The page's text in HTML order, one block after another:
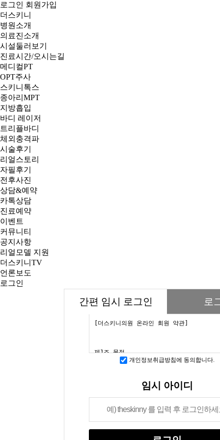
로그인 회원가입
더스키니
병원소개
의료진소개
시설둘러보기
진료시간/오시는길
메디컬PT
OPT주사
스키니톡스
종아리MPT
지방흡입
바디 레이저
트리플바디
체외충격파
시술후기
리얼스토리
자필후기
전후사진
상담&예약
카톡상담
진료예약
이벤트
커뮤니티
공지사항
리얼모델 지원
더스키니TV
언론보도
로그인
간편 임시 로그인 로
개인정보취급방침에 동의합니다.
임시 아이디